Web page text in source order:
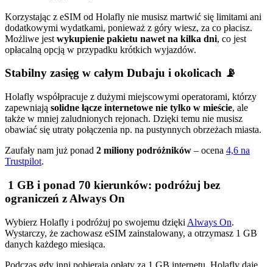
Korzystając z eSIM od Holafly nie musisz martwić się limitami ani
dodatkowymi wydatkami, ponieważ z góry wiesz, za co płacisz.
Możliwe jest wykupienie pakietu nawet na kilka dni, co jest
opłacalną opcją w przypadku krótkich wyjazdów.
Stabilny zasięg w całym Dubaju i okolicach 📡
Holafly współpracuje z dużymi miejscowymi operatorami, którzy
zapewniają solidne łącze internetowe nie tylko w mieście, ale
także w mniej zaludnionych rejonach. Dzięki temu nie musisz
obawiać się utraty połączenia np. na pustynnych obrzeżach miasta.
Zaufały nam już ponad 2 miliony podróżników – ocena 4,6 na
Trustpilot.
1 GB i ponad 70 kierunków: podróżuj bez
ograniczeń z Always On
Wybierz Holafly i podróżuj po swojemu dzięki Always On.
Wystarczy, że zachowasz eSIM zainstalowany, a otrzymasz 1 GB
danych każdego miesiąca.
Podczas gdy inni pobierają opłaty za 1 GB internetu, Holafly daje